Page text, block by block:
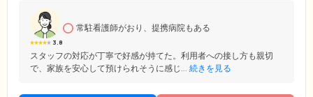
3.8
常駐看護師がおり、提携病院もある
スタッフの対応が丁寧で好感が持てた。利用者への接し方も親切
で、家族を安心して預けられそうに感じ... 続きを見る